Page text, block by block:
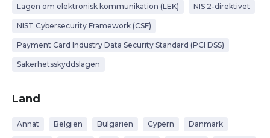
Lagen om elektronisk kommunikation (LEK) NIS 2-direktivet
NIST Cybersecurity Framework (CSF)
Payment Card Industry Data Security Standard (PCI DSS)
Säkerhetsskyddslagen
Land
Annat Belgien Bulgarien Cypern Danmark